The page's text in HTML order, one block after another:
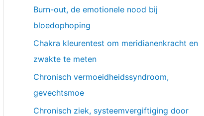
Burn-out, de emotionele nood bij
bloedophoping
Chakra kleurentest om meridianenkracht en
zwakte te meten
Chronisch vermoeidheidssyndroom,
gevechtsmoe
Chronisch ziek, systeemvergiftiging door